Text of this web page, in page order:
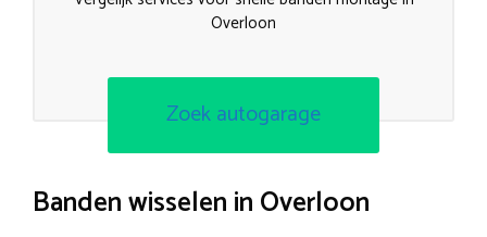
Overloon
Zoek autogarage
Banden wisselen in Overloon